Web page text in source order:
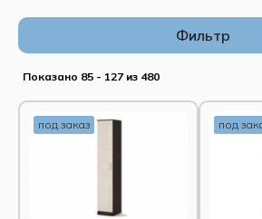
Шкафы с зеркалом
Шкафы в
Шкафы в прихожую
Недорогие шкафы
Угловые
Черные шкафы
Фильтр
Показано 85 - 127 из 480
под заказ под